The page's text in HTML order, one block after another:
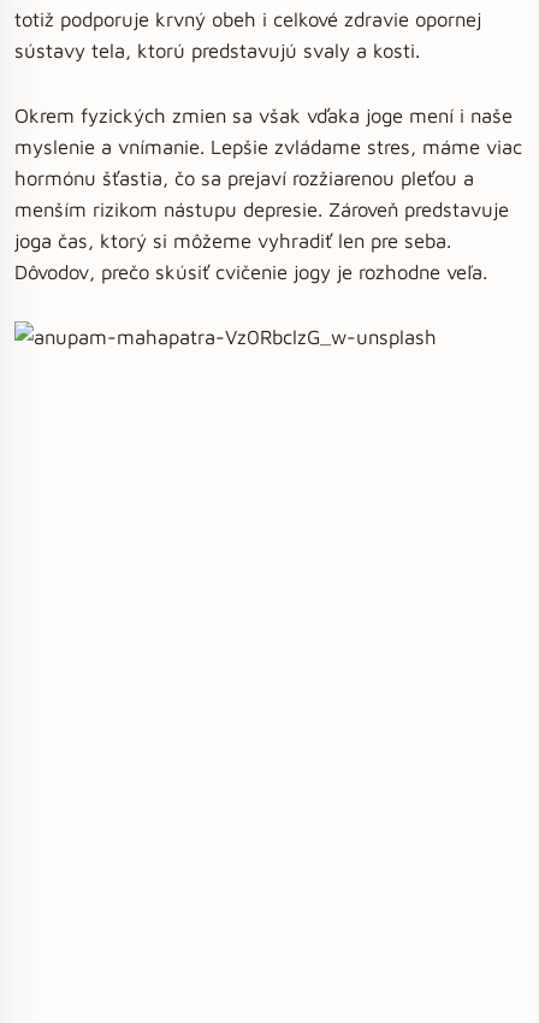
totiž podporuje krvný obeh i celkové zdravie opornej
sústavy tela, ktorú predstavujú svaly a kosti.
Okrem fyzických zmien sa však vďaka joge mení i naše
myslenie a vnímanie. Lepšie zvládame stres, máme viac
hormónu šťastia, čo sa prejaví rozžiarenou pleťou a
menším rizikom nástupu depresie. Zároveň predstavuje
joga čas, ktorý si môžeme vyhradiť len pre seba.
Dôvodov, prečo skúsiť cvičenie jogy je rozhodne veľa.